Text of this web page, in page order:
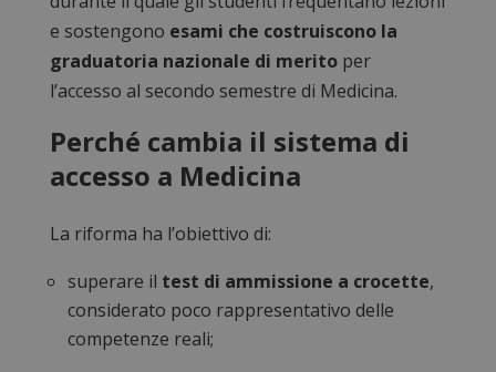
e sostengono esami che costruiscono la
graduatoria nazionale di meritoper
l’accesso al secondo semestre di Medicina.
Perché cambia il sistema di
accesso a Medicina
La riforma ha l’obiettivo di:
superare il test di ammissione a crocette,
considerato poco rappresentativo delle
competenze reali;